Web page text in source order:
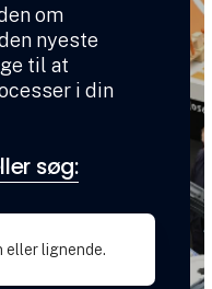
om
nyeste
til at
i din
søg: